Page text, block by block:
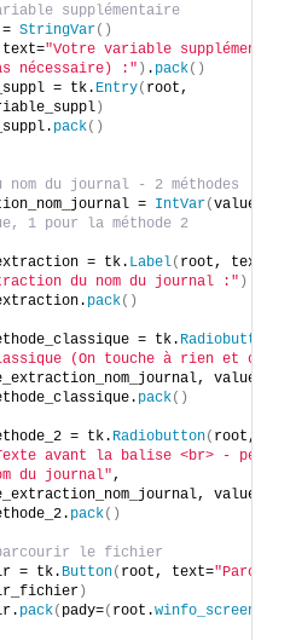
supplémentaire
StringVar()
"Votre variable
nécessaire) :" ) . pack()
= tk. Entry( root,
)
pack()
du journal - 2 méthodes
= IntVar(value=
1 pour la méthode 2
= tk. Label( root, text=
du nom du journal :" )
pack()
= tk. Radiobutton
(On touche à rien et on
value=
pack()
= tk. Radiobutton( root,
avant la balise <br> - permet
du journal",
value=
pack()
le fichier
= tk. Button( root, text=
)
pack( pady=( root.